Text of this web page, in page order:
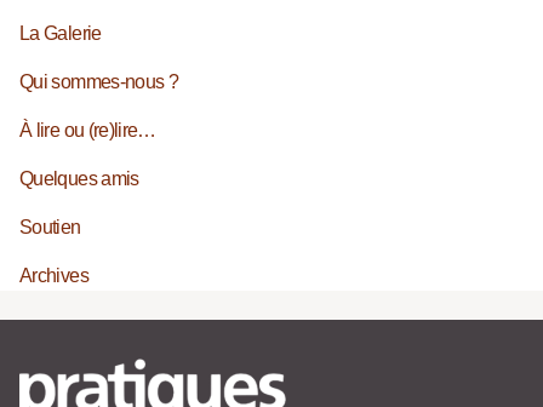
La Galerie
Qui sommes-nous ?
À lire ou (re)lire…
Quelques amis
Soutien
Archives